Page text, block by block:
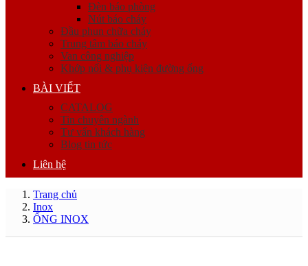
Đèn báo phòng
Nút báo cháy
Đầu phun chữa cháy
Trung tâm báo cháy
Van công nghiệp
Khớp nối & phụ kiện đường ống
BÀI VIẾT
CATALOG
Tin chuyên ngành
Tư vấn khách hàng
Blog tin tức
Liên hệ
Trang chủ
Inox
ỐNG INOX